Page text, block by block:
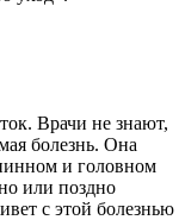
Врачи не знают,
болезнь. Она
и головном
или поздно
с этой болезнью